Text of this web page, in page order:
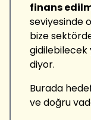
finans
seviyesinde
bize
gidilebilecek
diyor.
Burada
ve doğru